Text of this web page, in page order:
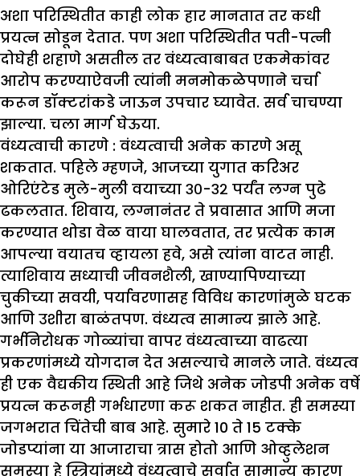
अशा परिस्थितीत काही लोक हार मानतात तर कधी
प्रयत्न सोडून देतात. पण अशा परिस्थितीत पती-पत्नी
दोघेही शहाणे असतील तर वंध्यत्वाबाबत एकमेकांवर
आरोप करण्याऐवजी त्यांनी मनमोकळेपणाने चर्चा
करून डॉक्टरांकडे जाऊन उपचार घ्यावेत. सर्व चाचण्या
झाल्या. चला मार्ग घेऊया.
वंध्यत्वाची कारणे : वंध्यत्वाची अनेक कारणे असू
शकतात. पहिले म्हणजे, आजच्या युगात करिअर
ओरिएंटेड मुले-मुली वयाच्या ३०-३२ पर्यंत लग्न पुढे
ढकलतात. शिवाय, लग्नानंतर ते प्रवासात आणि मजा
करण्यात थोडा वेळ वाया घालवतात, तर प्रत्येक काम
आपल्या वयातच व्हायला हवे, असे त्यांना वाटत नाही.
त्याशिवाय सध्याची जीवनशैली, खाण्यापिण्याच्या
चुकीच्या सवयी, पर्यावरणासह विविध कारणांमुळे घटक
आणि उशीरा बाळंतपण. वंध्यत्व सामान्य झाले आहे.
गर्भनिरोधक गोळ्यांचा वापर वंध्यत्वाच्या वाढत्या
प्रकरणांमध्ये योगदान देत असल्याचे मानले जाते. वंध्यत्व
ही एक वैद्यकीय स्थिती आहे जिथे अनेक जोडपी अनेक वर्षे
प्रयत्न करूनही गर्भधारणा करू शकत नाहीत. ही समस्या
जगभरात चिंतेची बाब आहे. सुमारे 10 ते 15 टक्के
जोडप्यांना या आजाराचा त्रास होतो आणि ओव्हुलेशन
समस्या हे स्त्रियांमध्ये वंध्यत्वाचे सर्वात सामान्य कारण